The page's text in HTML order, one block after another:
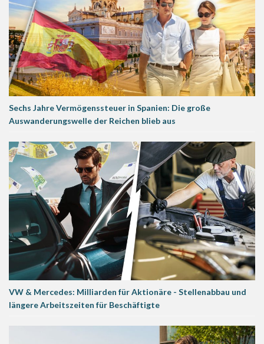
Sechs Jahre Vermögenssteuer in Spanien: Die große
Auswanderungswelle der Reichen blieb aus
VW & Mercedes: Milliarden für Aktionäre - Stellenabbau und
längere Arbeitszeiten für Beschäftigte